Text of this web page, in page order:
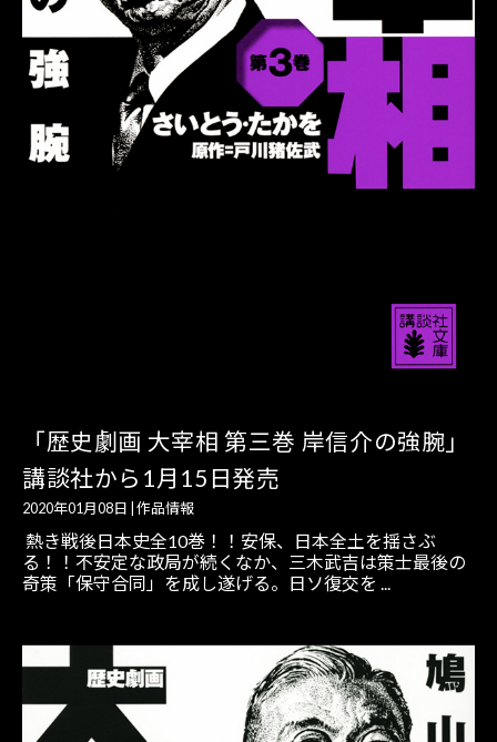
「歴史劇画 大宰相 第三巻 岸信介の強腕」
講談社から1月15日発売
2020年01月08日 |作品情報
熱き戦後日本史全10巻！！安保、日本全土を揺さぶ
る！！不安定な政局が続くなか、三木武吉は策士最後の
奇策「保守合同」を成し遂げる。日ソ復交を ...